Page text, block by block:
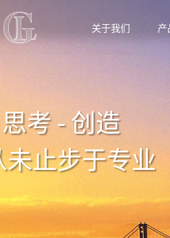
关于我们
考 - 创造
止步于专业